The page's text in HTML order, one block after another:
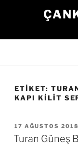
ETIKET:
KAPI KILIT
YAYIM
TARIHI
17 AĞUSTOS 2018
Turan Güneş